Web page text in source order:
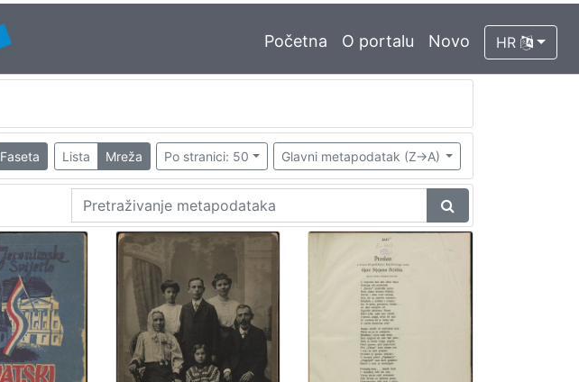
Početna O portalu Novo HR
Faseta Lista Mreža Po stranici: 50 Glavni metapodatak (Z->A)